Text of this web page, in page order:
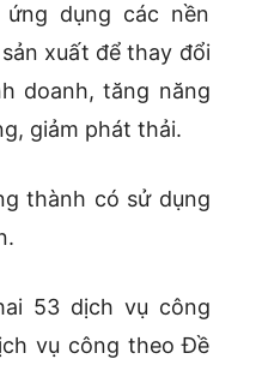
dụng các nền
xuất để thay đổi
doanh, tăng năng
giảm phát thải.
thành có sử dụng
53 dịch vụ công
vụ công theo Đề